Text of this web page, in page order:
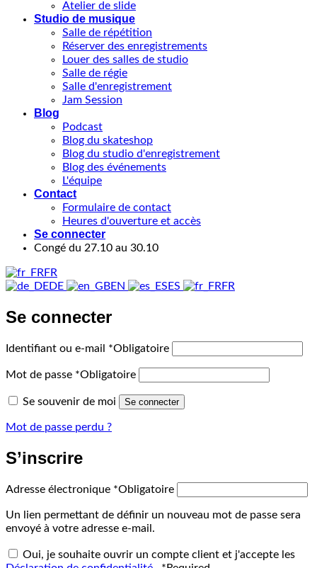
Atelier de slide
Studio de musique
Salle de répétition
Réserver des enregistrements
Louer des salles de studio
Salle de régie
Salle d'enregistrement
Jam Session
Blog
Podcast
Blog du skateshop
Blog du studio d'enregistrement
Blog des événements
L'équipe
Contact
Formulaire de contact
Heures d'ouverture et accès
Se connecter
Congé du 27.10 au 30.10
FR
DE
EN ES FR
Se connecter
Identifiant ou e-mail *Obligatoire
Mot de passe *Obligatoire
Se souvenir de moi Se connecter
Mot de passe perdu ?
S’inscrire
Adresse électronique *Obligatoire
Un lien permettant de définir un nouveau mot de passe sera
envoyé à votre adresse e-mail.
Oui, je souhaite ouvrir un compte client et j'accepte les